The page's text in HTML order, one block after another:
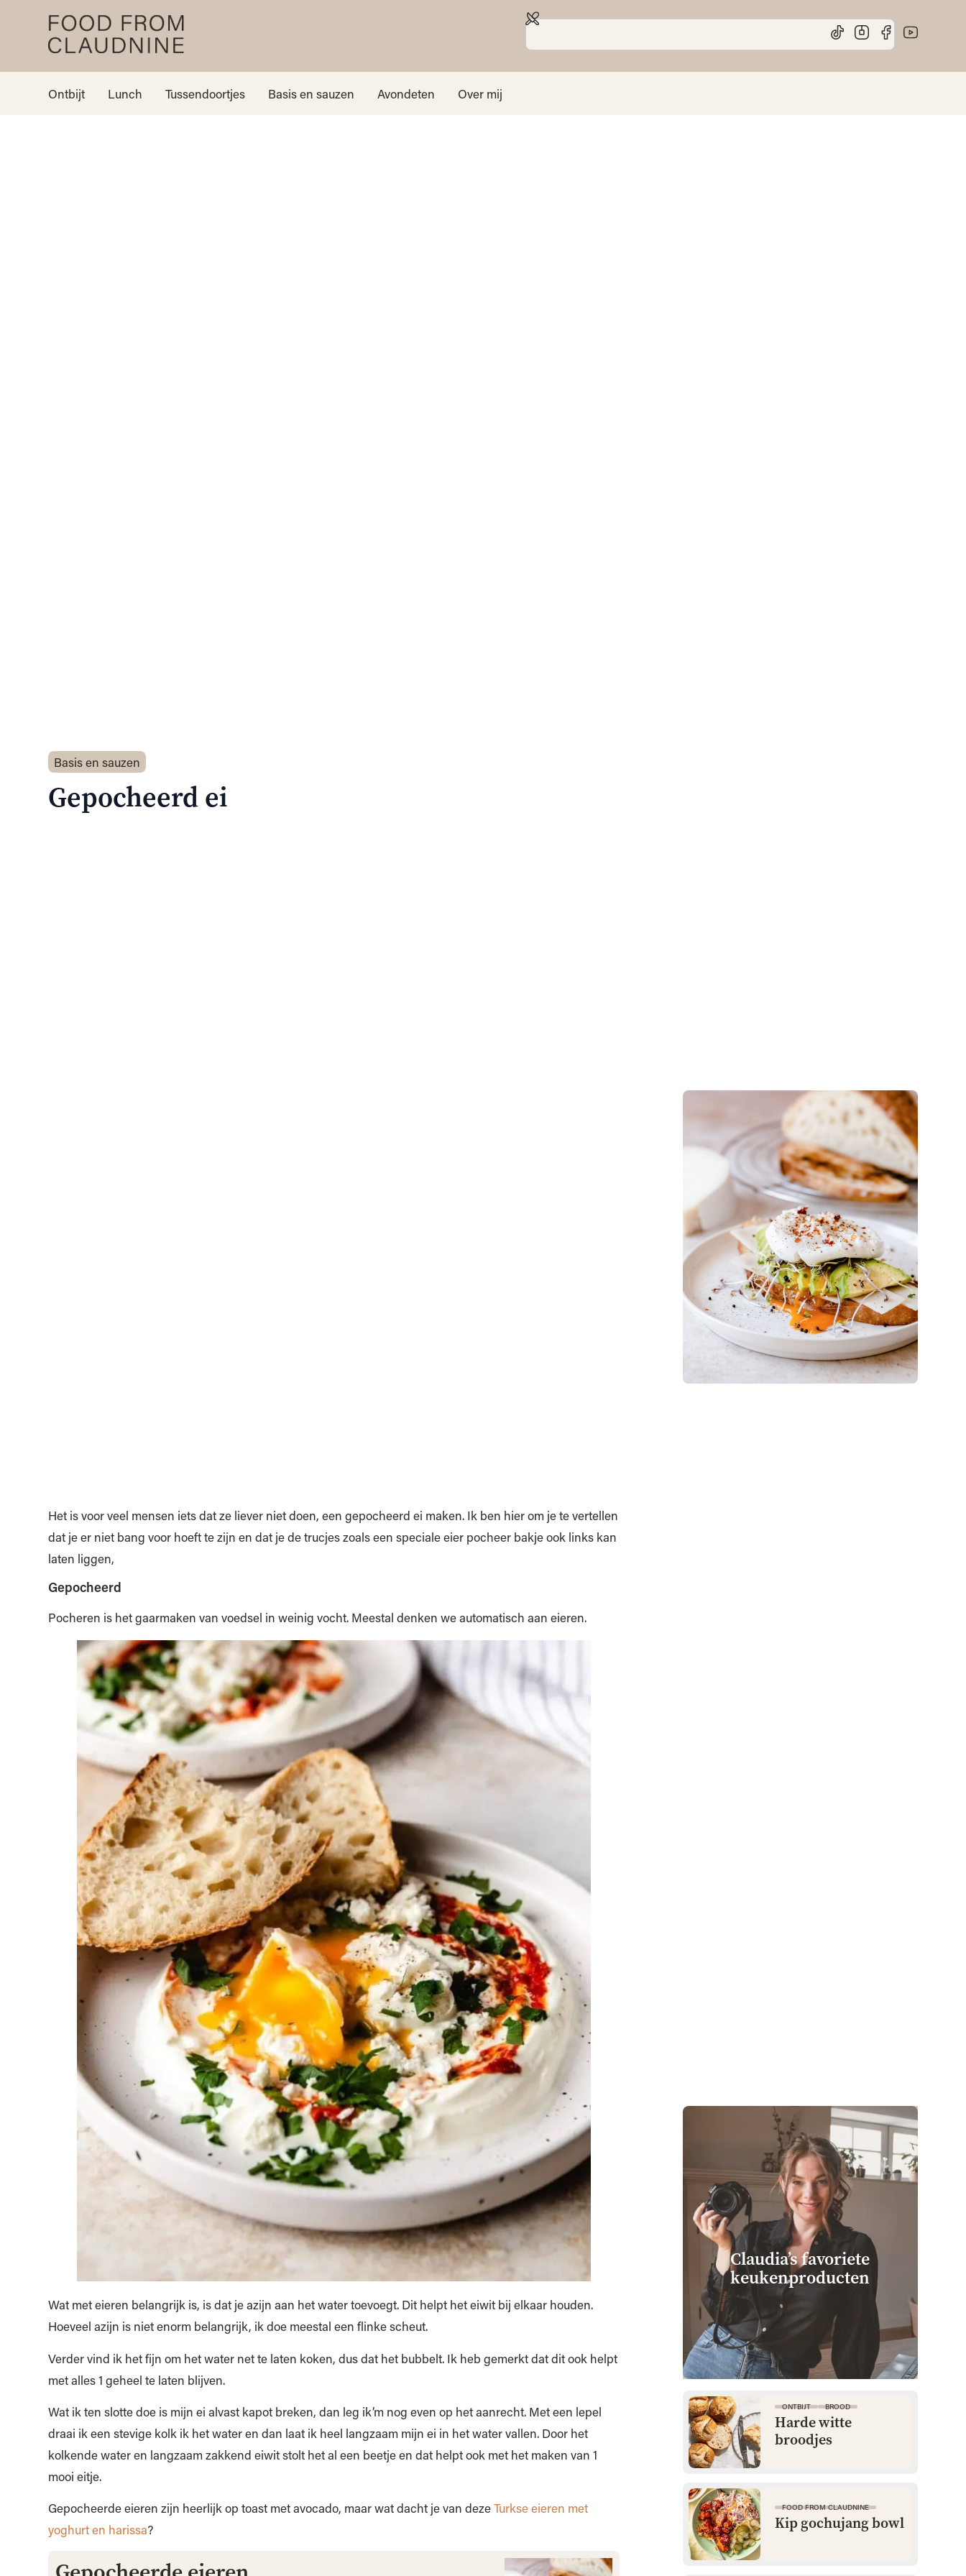
Ontbijt Lunch Tussendoortjes Basis en sauzen Avondeten Over mij
Basis en sauzen
Gepocheerd ei
Het is voor veel mensen iets dat ze liever niet doen, een gepocheerd ei maken. Ik ben hier om je te vertellen
dat je er niet bang voor hoeft te zijn en dat je de trucjes zoals een speciale eier pocheer bakje ook links kan
laten liggen,
Gepocheerd
Pocheren is het gaarmaken van voedsel in weinig vocht. Meestal denken we automatisch aan eieren.
Wat met eieren belangrijk is, is dat je azijn aan het water toevoegt. Dit helpt het eiwit bij elkaar houden.
Hoeveel azijn is niet enorm belangrijk, ik doe meestal een flinke scheut.
Verder vind ik het fijn om het water net te laten koken, dus dat het bubbelt. Ik heb gemerkt dat dit ook helpt
met alles 1 geheel te laten blijven.
Wat ik ten slotte doe is mijn ei alvast kapot breken, dan leg ik’m nog even op het aanrecht. Met een lepel
draai ik een stevige kolk ik het water en dan laat ik heel langzaam mijn ei in het water vallen. Door het
kolkende water en langzaam zakkend eiwit stolt het al een beetje en dat helpt ook met het maken van 1
mooi eitje.
Gepocheerde eieren zijn heerlijk op toast met avocado, maar wat dacht je van dezeTurkse eieren met
yoghurt en harissa?
Claudia’s favoriete
keuken­producten
ONTBIJT BROOD
Harde witte
broodjes
FOOD FROM CLAUDNINE
Kip gochujang bowl